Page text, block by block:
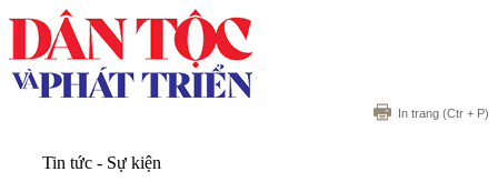
In trang (Ctr + P)
Tin tức - Sự kiện